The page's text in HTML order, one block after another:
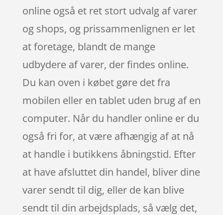
online også et ret stort udvalg af varer
og shops, og prissammenlignen er let
at foretage, blandt de mange
udbydere af varer, der findes online.
Du kan oven i købet gøre det fra
mobilen eller en tablet uden brug af en
computer. Når du handler online er du
også fri for, at være afhængig af at nå
at handle i butikkens åbningstid. Efter
at have afsluttet din handel, bliver dine
varer sendt til dig, eller de kan blive
sendt til din arbejdsplads, så vælg det,